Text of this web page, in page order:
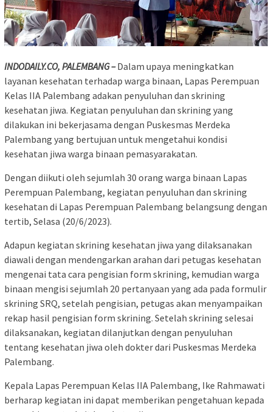
INDODAILY.CO, PALEMBANG –Dalam upaya meningkatkan
layanan kesehatan terhadap warga binaan, Lapas Perempuan
Kelas IIA Palembang adakan penyuluhan dan skrining
kesehatan jiwa. Kegiatan penyuluhan dan skrining yang
dilakukan ini bekerjasama dengan Puskesmas Merdeka
Palembang yang bertujuan untuk mengetahui kondisi
kesehatan jiwa warga binaan pemasyarakatan.
Dengan diikuti oleh sejumlah 30 orang warga binaan Lapas
Perempuan Palembang, kegiatan penyuluhan dan skrining
kesehatan di Lapas Perempuan Palembang belangsung dengan
tertib, Selasa (20/6/2023).
Adapun kegiatan skrining kesehatan jiwa yang dilaksanakan
diawali dengan mendengarkan arahan dari petugas kesehatan
mengenai tata cara pengisian form skrining, kemudian warga
binaan mengisi sejumlah 20 pertanyaan yang ada pada formulir
skrining SRQ, setelah pengisian, petugas akan menyampaikan
rekap hasil pengisian form skrining. Setelah skrining selesai
dilaksanakan, kegiatan dilanjutkan dengan penyuluhan
tentang kesehatan jiwa oleh dokter dari Puskesmas Merdeka
Palembang.
Kepala Lapas Perempuan Kelas IIA Palembang, Ike Rahmawati
berharap kegiatan ini dapat memberikan pengetahuan kepada